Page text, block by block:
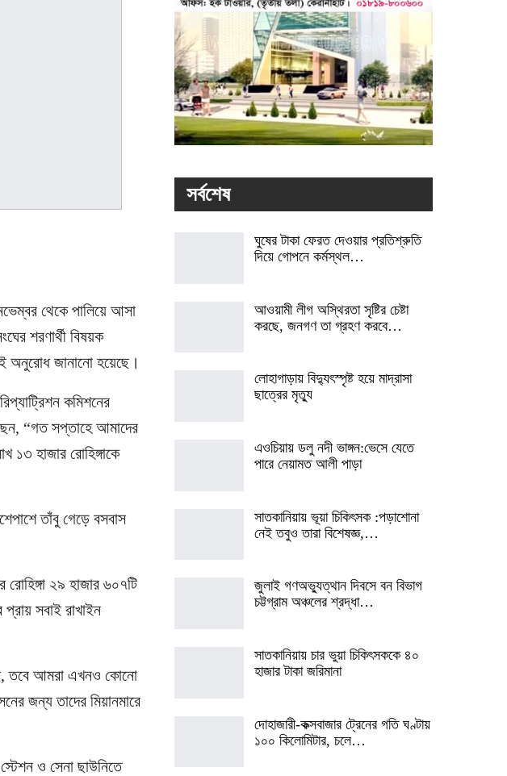
থেকে পালিয়ে আসা
শরণার্থী বিষয়ক
অনুরোধ জানানো হয়েছে।
কমিশনের
“গত সপ্তাহে আমাদের
১৩ হাজার রোহিঙ্গাকে
তাঁবু গেড়ে বসবাস
২৯ হাজার ৬০৭টি
সবাই রাখাইন
তবে আমরা এখনও কোনো
জন্য তাদের মিয়ানমারে
ও সেনা ছাউনিতে
সর্বশেষ
ঘুষের টাকা ফেরত দেওয়ার প্রতিশ্রুতি
দিয়ে গোপনে কর্মস্থল…
আওয়ামী লীগ অস্থিরতা সৃষ্টির চেষ্টা
করছে, জনগণ তা গ্রহণ করবে…
লোহাগাড়ায় বিদ্যুৎস্পৃষ্ট হয়ে মাদ্রাসা
ছাত্রের মৃত্যু
এওচিয়ায় ডলু নদী ভাঙ্গন:ভেসে যেতে
পারে নেয়ামত আলী পাড়া
সাতকানিয়ায় ভূয়া চিকিৎসক :পড়াশোনা
নেই তবুও তারা বিশেষজ্ঞ,…
জুলাই গণঅভ্যুত্থান দিবসে বন বিভাগ
চট্টগ্রাম অঞ্চলের শ্রদ্ধা…
সাতকানিয়ায় চার ভুয়া চিকিৎসককে ৪০
হাজার টাকা জরিমানা
দোহাজারী-কক্সবাজার ট্রেনের গতি ঘণ্টায়
১০০ কিলোমিটার, চলে…